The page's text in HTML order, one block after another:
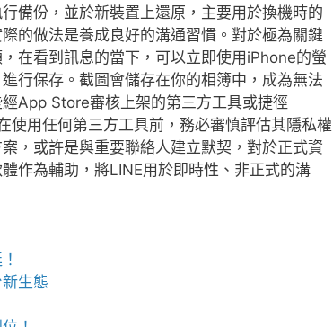
備份，並於新裝置上還原，主要用於換機時的
的做法是養成良好的溝通習慣。對於極為關鍵
在看到訊息的當下，可以立即使用iPhone的螢
行保存。截圖會儲存在你的相簿中，成為無法
App Store審核上架的第三方工具或捷徑
使用任何第三方工具前，務必審慎評估其隱私權
，或許是與重要聯絡人建立默契，對於正式資
作為輔助，將LINE用於即時性、非正式的溝
生態